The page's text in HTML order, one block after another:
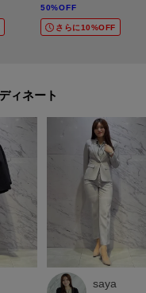
50%OFF
さらに10%OFF
saya